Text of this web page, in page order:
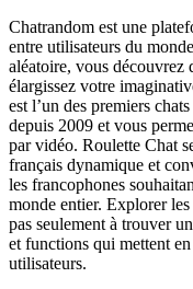
Chatrandom est une
entre utilisateurs du
aléatoire, vous découvrez
élargissez votre
est l’un des premiers
depuis 2009 et vous
par vidéo. Roulette Chat
français dynamique et
les francophones
monde entier. Explorer
pas seulement à trouver
et functions qui mettent
utilisateurs.